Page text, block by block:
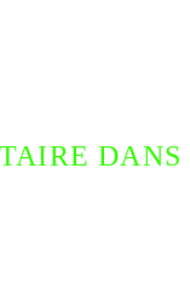
DANS